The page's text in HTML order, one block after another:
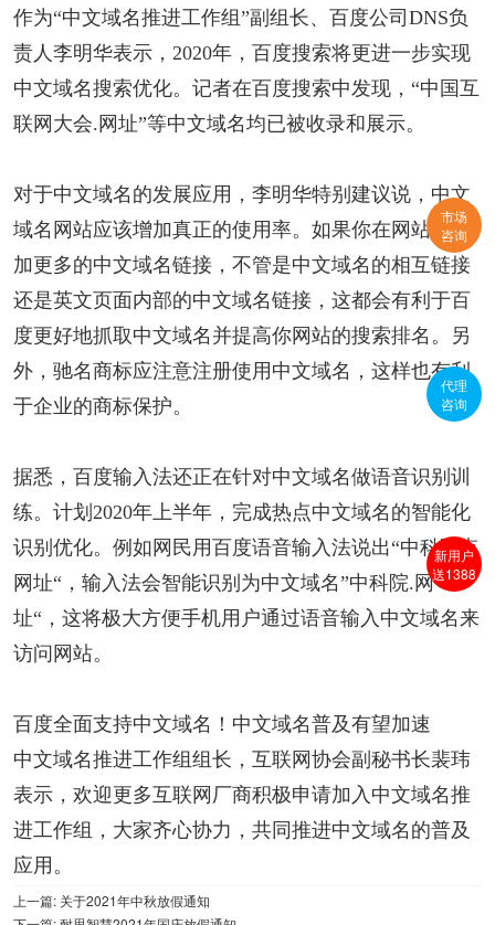
作为“中文域名推进工作组”副组长、百度公司DNS负
责人李明华表示，2020年，百度搜索将更进一步实现
中文域名搜索优化。记者在百度搜索中发现，“中国互
联网大会.网址”等中文域名均已被收录和展示。
对于中文域名的发展应用，李明华特别建议说，中文
域名网站应该增加真正的使用率。如果你在网站中增
加更多的中文域名链接，不管是中文域名的相互链接
还是英文页面内部的中文域名链接，这都会有利于百
度更好地抓取中文域名并提高你网站的搜索排名。另
外，驰名商标应注意注册使用中文域名，这样也有利
于企业的商标保护。
据悉，百度输入法还正在针对中文域名做语音识别训
练。计划2020年上半年，完成热点中文域名的智能化
识别优化。例如网民用百度语音输入法说出“中科院点
网址“，输入法会智能识别为中文域名”中科院.网
址“，这将极大方便手机用户通过语音输入中文域名来
访问网站。
百度全面支持中文域名！中文域名普及有望加速
中文域名推进工作组组长，互联网协会副秘书长裴玮
表示，欢迎更多互联网厂商积极申请加入中文域名推
进工作组，大家齐心协力，共同推进中文域名的普及
应用。
上一篇: 关于2021年中秋放假通知
市场
咨询
代理
咨询
新用户
送1388